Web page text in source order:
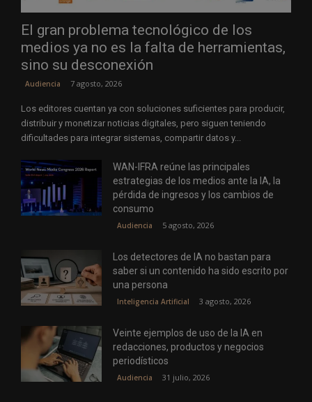
El gran problema tecnológico de los
medios ya no es la falta de herramientas,
sino su desconexión
Audiencia 7 agosto, 2026
Los editores cuentan ya con soluciones suficientes para producir,
distribuir y monetizar noticias digitales, pero siguen teniendo
dificultades para integrar sistemas, compartir datos y...
WAN-IFRA reúne las principales
estrategias de los medios ante la IA, la
pérdida de ingresos y los cambios de
consumo
Audiencia 5 agosto, 2026
Los detectores de IA no bastan para
saber si un contenido ha sido escrito por
una persona
Inteligencia Artificial 3 agosto, 2026
Veinte ejemplos de uso de la IA en
redacciones, productos y negocios
periodísticos
Audiencia 31 julio, 2026